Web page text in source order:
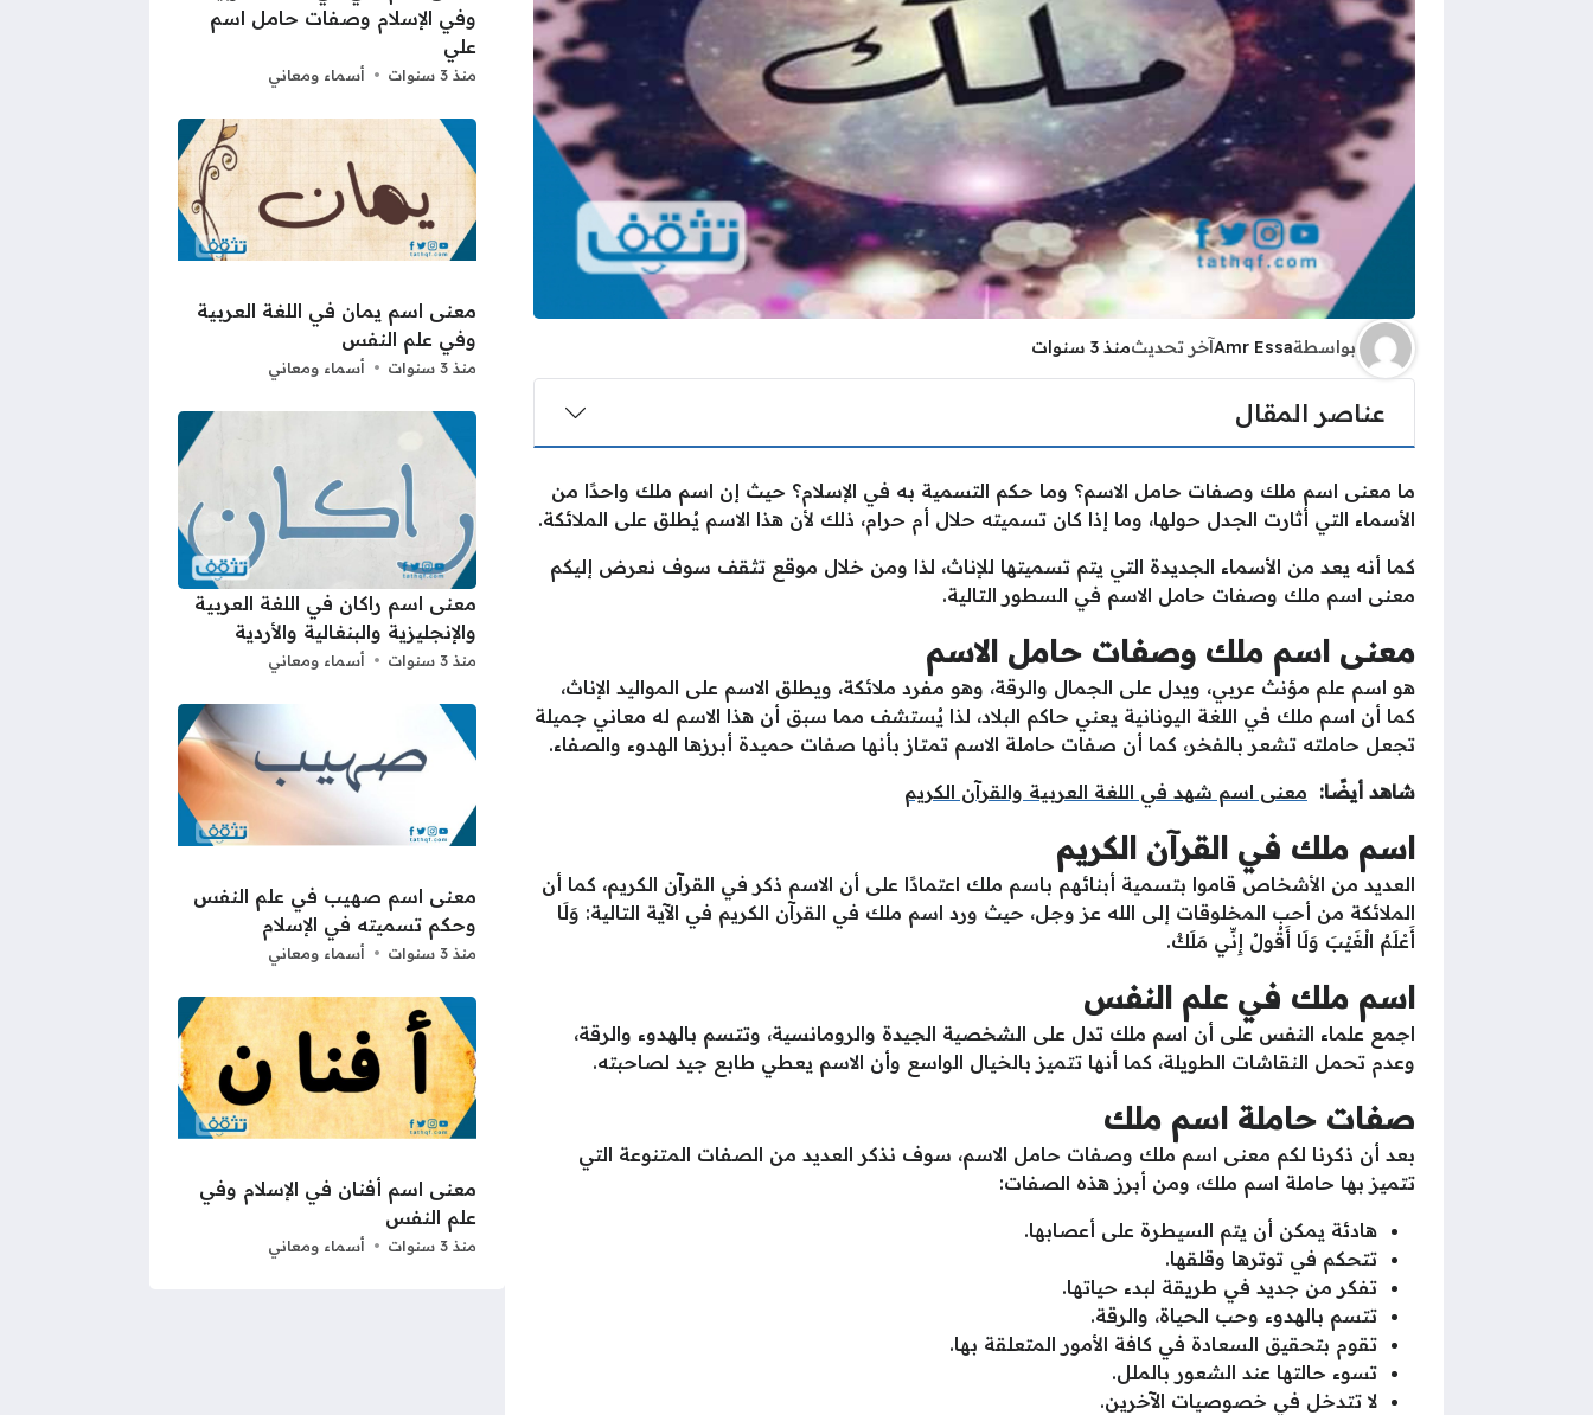
وفي الإسلام وصفات حامل اسم
علي
منذ 3 سنوات أسماء ومعاني
معنى اسم يمان في اللغة العربية
وفي علم النفس
منذ 3 سنوات أسماء ومعاني
معنى اسم راكان في اللغة العربية
والإنجليزية والبنغالية والأردية
منذ 3 سنوات أسماء ومعاني
معنى اسم صهيب في علم النفس
وحكم تسميته في الإسلام
منذ 3 سنوات أسماء ومعاني
معنى اسم أفنان في الإسلام وفي
علم النفس
منذ 3 سنوات أسماء ومعاني
بواسطةAmr Essa آخر تحديثمنذ 3 سنوات
عناصر المقال
ما معنى اسم ملك وصفات حامل الاسم؟ وما حكم التسمية به في الإسلام؟ حيث إن اسم ملك واحدًا من
الأسماء التي أثارت الجدل حولها، وما إذا كان تسميته حلال أم حرام، ذلك لأن هذا الاسم يُطلق على الملائكة.
كما أنه يعد من الأسماء الجديدة التي يتم تسميتها للإناث، لذا ومن خلال موقع تثقف سوف نعرض إليكم
معنى اسم ملك وصفات حامل الاسم في السطور التالية.
معنى اسم ملك وصفات حامل الاسم
هو اسم علم مؤنث عربي، ويدل على الجمال والرقة، وهو مفرد ملائكة، ويطلق الاسم على المواليد الإناث،
كما أن اسم ملك في اللغة اليونانية يعني حاكم البلاد، لذا يُستشف مما سبق أن هذا الاسم له معاني جميلة
تجعل حاملته تشعر بالفخر، كما أن صفات حاملة الاسم تمتاز بأنها صفات حميدة أبرزها الهدوء والصفاء.
شاهد أيضًا: معنى اسم شهد في اللغة العربية والقرآن الكريم
اسم ملك في القرآن الكريم
العديد من الأشخاص قاموا بتسمية أبنائهم باسم ملك اعتمادًا على أن الاسم ذكر في القرآن الكريم، كما أن
الملائكة من أحب المخلوقات إلى الله عز وجل، حيث ورد اسم ملك في القرآن الكريم في الآية التالية: وَلَا
أَعْلَمُ الْغَيْبَ وَلَا أَقُولُ إِنِّي مَلَكٌ.
اسم ملك في علم النفس
اجمع علماء النفس على أن اسم ملك تدل على الشخصية الجيدة والرومانسية، وتتسم بالهدوء والرقة،
وعدم تحمل النقاشات الطويلة، كما أنها تتميز بالخيال الواسع وأن الاسم يعطي طابع جيد لصاحبته.
صفات حاملة اسم ملك
بعد أن ذكرنا لكم معنى اسم ملك وصفات حامل الاسم، سوف نذكر العديد من الصفات المتنوعة التي
تتميز بها حاملة اسم ملك، ومن أبرز هذه الصفات:
هادئة يمكن أن يتم السيطرة على أعصابها.
تتحكم في توترها وقلقها.
تفكر من جديد في طريقة لبدء حياتها.
تتسم بالهدوء وحب الحياة، والرقة.
تقوم بتحقيق السعادة في كافة الأمور المتعلقة بها.
تسوء حالتها عند الشعور بالملل.
لا تتدخل في خصوصيات الآخرين.